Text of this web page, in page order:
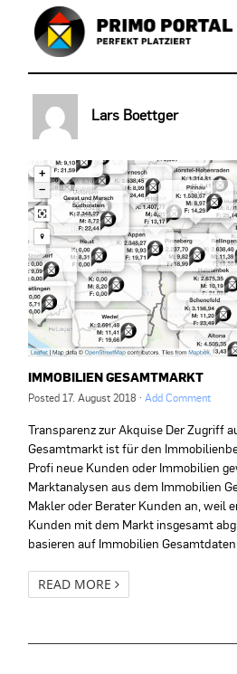
Lars Boettger
IMMOBILIEN GESAMTMARKT
Posted17. August 2018 ·Add Comment
Transparenz zur Akquise Der Zugriff
Gesamtmarkt ist für den
Profi neue Kunden oder Immobilien
Marktanalysen aus dem Immobilien
Makler oder Berater Kunden an, weil
Kunden mit dem Markt insgesamt
basieren auf Immobilien
READ MORE